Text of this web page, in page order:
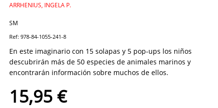
ARRHENIUS, INGELA P.
SM
Ref: 978-84-1055-241-8
En este imaginario con 15 solapas y 5 pop-ups los niños
descubrirán más de 50 especies de animales marinos y
encontrarán información sobre muchos de ellos.
15,95 €